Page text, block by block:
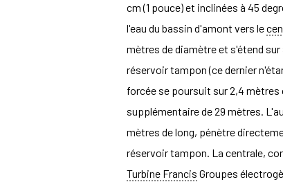
cm (1 pouce) et inclinées à 45
l'eau du bassin d'amont vers le
mètres de diamètre et s'étend sur
réservoir tampon (ce dernier
forcée se poursuit sur 2,4 mètres
supplémentaire de 29 mètres.
mètres de long, pénètre
réservoir tampon. La centrale,
Turbine Francis Groupes